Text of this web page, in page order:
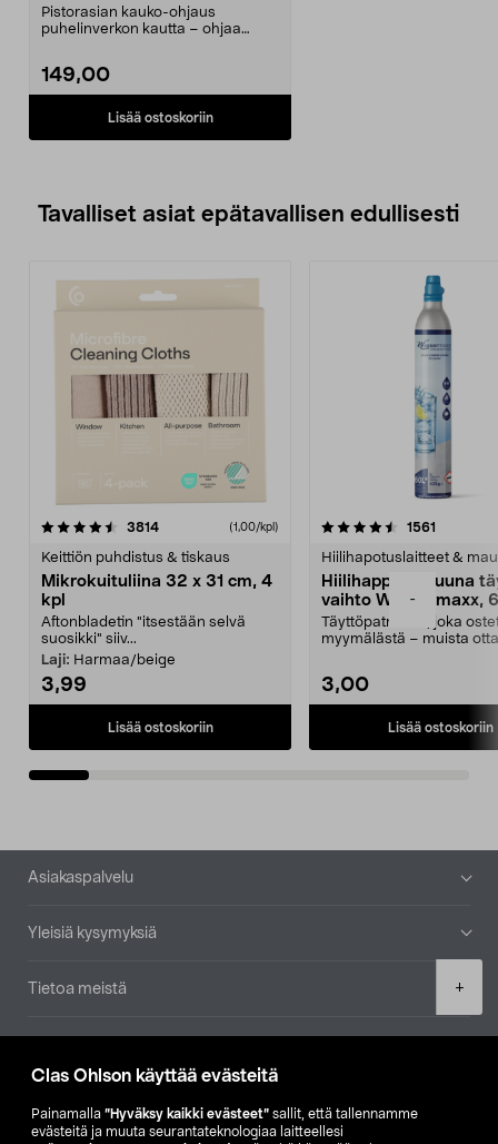
Clas Ohlson käyttää evästeitä
Painamalla ”Hyväksy kaikki evästeet” sallit, että tallennamme
evästeitä ja muuta seurantateknologiaa laitteellesi
-
+
Control
Pistorasian kauko-ohjaus
puhelinverkon kautta – ohjaa
149,00
Lisää ostoskoriin
Tavalliset asiat epätavallisen edullisesti
3814arvostelut (1,00/kpl)
Keittiön puhdistus & tiskaus
Mikrokuituliina 32 x 31 cm, 4
kpl
Aftonbladetin "itsestään selvä
suosikki" siiv...
Laji: Harmaa/beige
3,99
Lisää ostoskoriin
4.5viidestä
1561
Hiilihapotuslaitteet &
Hiilihappopatruuna
vaihto Wassermaxx,
Täyttöpatruuna, joka
myymälästä – muista
3,00
Lisää ostoskoriin
4.5viidestä
Alatunniste
Asiakaspalvelu
Yleisiä kysymyksiä
Tietoa meistä